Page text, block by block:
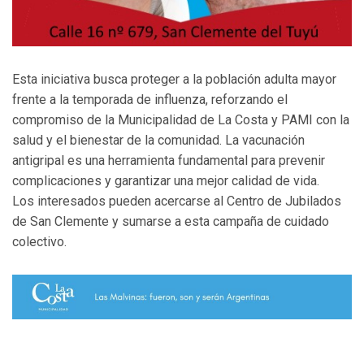
Esta iniciativa busca proteger a la población adulta mayor
frente a la temporada de influenza, reforzando el
compromiso de la Municipalidad de La Costa y PAMI con la
salud y el bienestar de la comunidad. La vacunación
antigripal es una herramienta fundamental para prevenir
complicaciones y garantizar una mejor calidad de vida.
Los interesados pueden acercarse al Centro de Jubilados
de San Clemente y sumarse a esta campaña de cuidado
colectivo.